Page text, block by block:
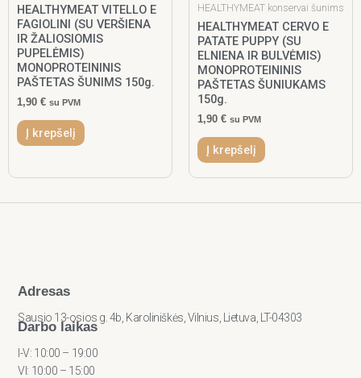
HEALTHYMEAT VITELLO E
FAGIOLINI (SU VERŠIENA
IR ŽALIOSIOMIS
PUPELĖMIS)
MONOPROTEININIS
PAŠTETAS ŠUNIMS 150g.
1,90 € su PVM
Į krepšelį
HEALTHYMEAT konservai šunims
HEALTHYMEAT CERVO E
PATATE PUPPY (SU
ELNIENA IR BULVĖMIS)
MONOPROTEININIS
PAŠTETAS ŠUNIUKAMS
150g.
1,90 € su PVM
Į krepšelį
Adresas
Sausio 13-osios g. 4b, Karoliniškės, Vilnius, Lietuva, LT-04303
Darbo laikas
I-V: 10:00 – 19:00
VI: 10:00 – 15:00